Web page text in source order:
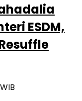
ESDM,